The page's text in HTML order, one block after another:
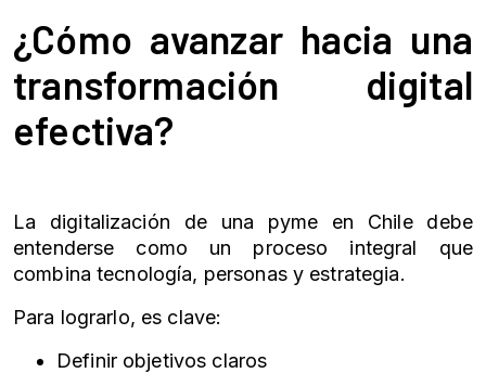
¿Cómo avanzar hacia una
transformación digital
efectiva?
La digitalización de una pyme en Chile debe
entenderse como un proceso integral que
combina tecnología, personas y estrategia.
Para lograrlo, es clave:
Definir objetivos claros